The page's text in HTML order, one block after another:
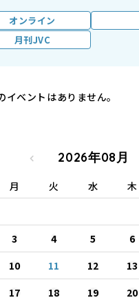
オンライン
月刊JVC
イベントはありません。
2026年08月
月 火 水 木
3 4 5 6
10 11 12 13
17 18 19 20